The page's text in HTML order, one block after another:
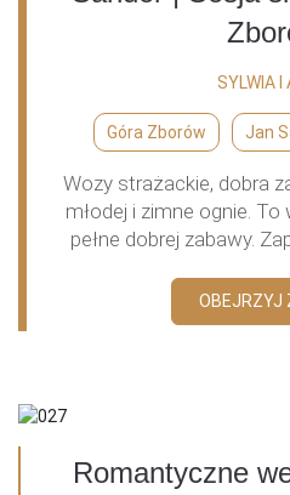
SYLWIA I
Góra Zborów Jan
Wozy strażackie, dobra
młodej i zimne ognie. To
pełne dobrej zabawy.
OBEJRZYJ
Romantyczne